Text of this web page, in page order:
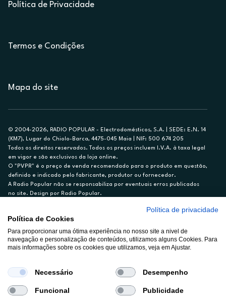
Política de Privacidade
Termos e Condições
Mapa do site
© 2004-2026, RADIO POPULAR - Electrodomésticos, S.A. | SEDE: E.N. 14
(KM7), Lugar do Chiolo-Barca, 4475-045 Maia | NIF: 500 674 205
Todos os direitos reservados. Todos os preços incluem I.V.A. à taxa legal
em vigor e são exclusivos da loja online.
O "PVPR" é o preço de venda recomendado para o produto em questão,
definido e indicado pelo fabricante, produtor ou fornecedor.
A Radio Popular não se responsabiliza por eventuais erros publicados
no site. Design por Radio Popular.
Ex. para limite de crédito de €1.500, reembolsado em 12 meses, TAN
14,79%.
Crédito sujeito a aprovação pelo Cetelem, marca BNP Paribas Personal
Finance, S.A., Sucursal em Portugal. Informe-se no 21 721 90 00 (dias
A Rádio Popular – Eletrodomésticos S.A. (Registo BdP848) atua como
intermediário de crédito a título acessório e com exclusividade (registo
BdP 2314.)
Política de privacidade
Política de Cookies
Para proporcionar uma ótima experiência no nosso site a nivel de
navegação e personalização de conteúdos, utilizamos alguns Cookies. Para
mais informações sobre os cookies que utilizamos, veja em Ajustar.
Necessário Desempenho
Funcional Publicidade